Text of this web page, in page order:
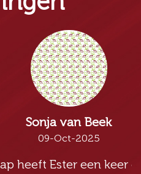
Beek
een keer op een